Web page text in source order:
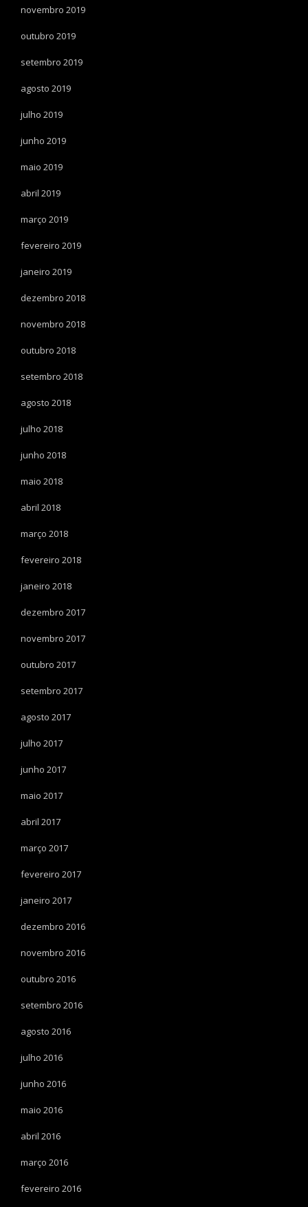
novembro 2019
outubro 2019
setembro 2019
agosto 2019
julho 2019
junho 2019
maio 2019
abril 2019
março 2019
fevereiro 2019
janeiro 2019
dezembro 2018
novembro 2018
outubro 2018
setembro 2018
agosto 2018
julho 2018
junho 2018
maio 2018
abril 2018
março 2018
fevereiro 2018
janeiro 2018
dezembro 2017
novembro 2017
outubro 2017
setembro 2017
agosto 2017
julho 2017
junho 2017
maio 2017
abril 2017
março 2017
fevereiro 2017
janeiro 2017
dezembro 2016
novembro 2016
outubro 2016
setembro 2016
agosto 2016
julho 2016
junho 2016
maio 2016
abril 2016
março 2016
fevereiro 2016